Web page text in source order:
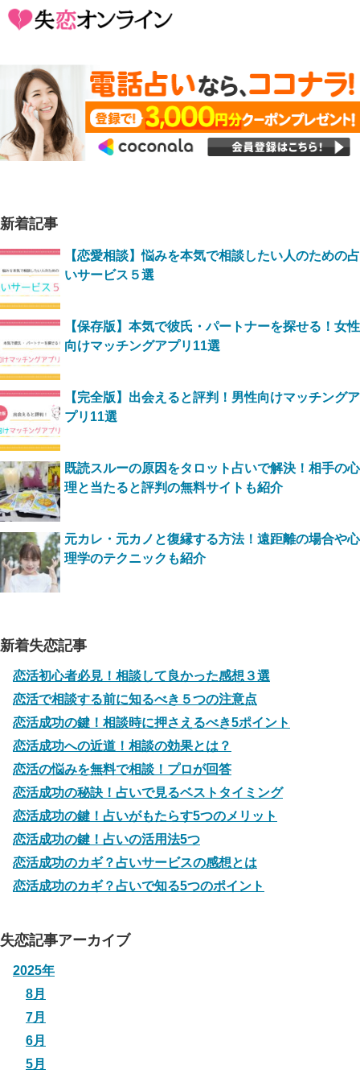
新着記事
【恋愛相談】悩みを本気で相談したい人のための占
いサービス５選
【保存版】本気で彼氏・パートナーを探せる！女性
向けマッチングアプリ11選
【完全版】出会えると評判！男性向けマッチングア
プリ11選
既読スルーの原因をタロット占いで解決！相手の心
理と当たると評判の無料サイトも紹介
元カレ・元カノと復縁する方法！遠距離の場合や心
理学のテクニックも紹介
新着失恋記事
恋活初心者必見！相談して良かった感想３選
恋活で相談する前に知るべき５つの注意点
恋活成功の鍵！相談時に押さえるべき5ポイント
恋活成功への近道！相談の効果とは？
恋活の悩みを無料で相談！プロが回答
恋活成功の秘訣！占いで見るベストタイミング
恋活成功の鍵！占いがもたらす5つのメリット
恋活成功の鍵！占いの活用法5つ
恋活成功のカギ？占いサービスの感想とは
恋活成功のカギ？占いで知る5つのポイント
失恋記事アーカイブ
2025年
8月
7月
6月
5月